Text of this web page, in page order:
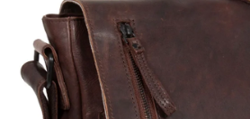
hvězdiček.